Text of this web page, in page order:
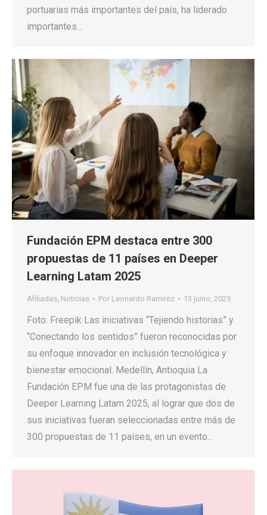
portuarias más importantes del país, ha liderado
importantes…
Fundación EPM destaca entre 300
propuestas de 11 países en Deeper
Learning Latam 2025
Afiliadas, Noticias Por Leonardo Ramirez 13 junio, 2025
Foto: Freepik Las iniciativas “Tejiendo historias” y
“Conectando los sentidos” fueron reconocidas por
su enfoque innovador en inclusión tecnológica y
bienestar emocional. Medellín, Antioquia La
Fundación EPM fue una de las protagonistas de
Deeper Learning Latam 2025, al lograr que dos de
sus iniciativas fueran seleccionadas entre más de
300 propuestas de 11 países, en un evento…